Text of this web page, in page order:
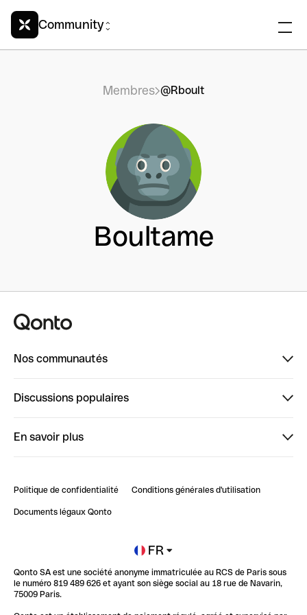
Community
Membres @Rboult
Boultame
Nos communautés
ClubQonto
Discussions populaires
Impact de l'IA sur les carrières/productivité
En savoir plus
Blog
Newsroom
Glossaire finance
Politique de confidentialité Conditions générales d'utilisation
Documents légaux Qonto
FR
Qonto SA est une société anonyme immatriculée au RCS de Paris sous
le numéro 819 489 626 et ayant son siège social au 18 rue de Navarin,
75009 Paris.